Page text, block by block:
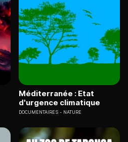
Méditerranée : Etat
d'urgence climatique
DOCUMENTAIRES NATURE